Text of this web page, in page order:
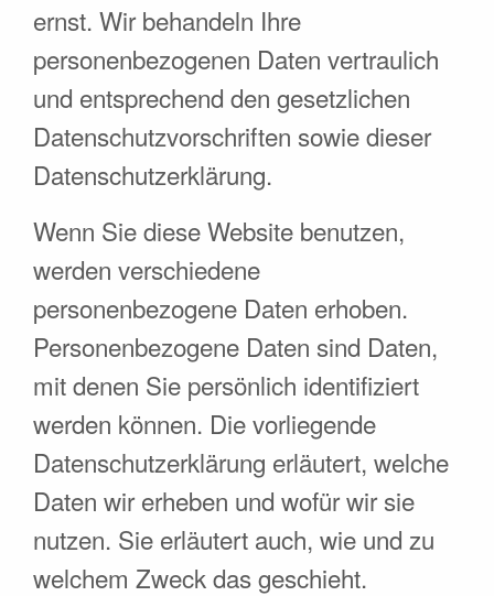
ernst. Wir behandeln Ihre
personenbezogenen Daten vertraulich
und entsprechend den gesetzlichen
Datenschutzvorschriften sowie dieser
Datenschutzerklärung.
Wenn Sie diese Website benutzen,
werden verschiedene
personenbezogene Daten erhoben.
Personenbezogene Daten sind Daten,
mit denen Sie persönlich identifiziert
werden können. Die vorliegende
Datenschutzerklärung erläutert, welche
Daten wir erheben und wofür wir sie
nutzen. Sie erläutert auch, wie und zu
welchem Zweck das geschieht.